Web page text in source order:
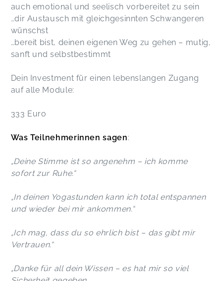
auch emotional und seelisch vorbereitet zu sein
…dir Austausch mit gleichgesinnten Schwangeren
wünschst
…bereit bist, deinen eigenen Weg zu gehen – mutig,
sanft und selbstbestimmt
Dein Investment für einen lebenslangen Zugang
auf alle Module:
333 Euro
Was Teilnehmerinnen sagen:
„Deine Stimme ist so angenehm – ich komme
sofort zur Ruhe.“
„In deinen Yogastunden kann ich total entspannen
und wieder bei mir ankommen.“
„Ich mag, dass du so ehrlich bist – das gibt mir
Vertrauen.“
„Danke für all dein Wissen – es hat mir so viel